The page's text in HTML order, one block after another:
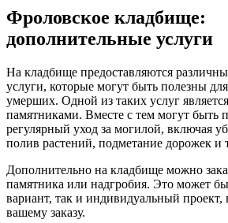
Фроловское кладбище:
дополнительные услуги
На кладбище предоставляются
услуги, которые могут быть полезны
умерших. Одной из таких услуг
памятниками. Вместе с тем могут быть
регулярный уход за могилой, включая
полив растений, подметание дорожек и
Дополнительно на кладбище можно
памятника или надгробия. Это может
вариант, так и индивидуальный
вашему заказу.